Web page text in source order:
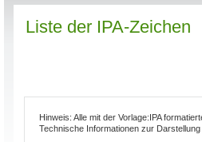
Liste der IPA-Zeichen
Hinweis: Alle mit der Vorlage:IPA
Technische Informationen zur